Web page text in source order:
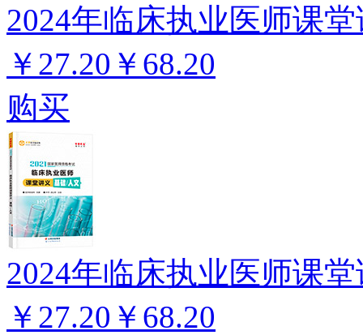
2024年临床执业医师课
￥27.20 ￥68.20
购买
2024年临床执业医师课
￥27.20 ￥68.20